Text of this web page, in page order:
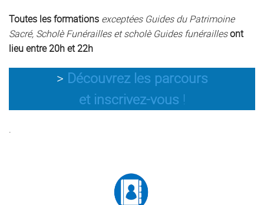
Toutes les formations exceptées Guides du Patrimoine
Sacré, Scholè Funérailles et scholè Guides funéraillesont
lieu entre 20h et 22h
> Découvrez les parcours
et inscrivez-vous !
.